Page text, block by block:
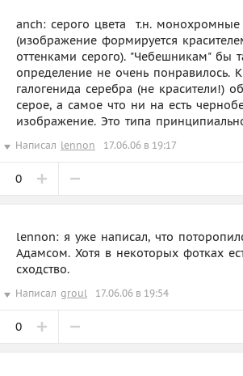
anch: серого цвета  т.н.
(изображение формируется
оттенками серого). "Чебешникам" бы
определение не очень понравилось.
галогенида серебра (не красители!)
серое, а самое что ни на есть
изображение. Это типа
Написал lennon 17.06.06 в 19:17
0
lennon: я уже написал, что
Адамсом. Хотя в некоторых фотках
сходство.
Написал groul 17.06.06 в 19:54
0